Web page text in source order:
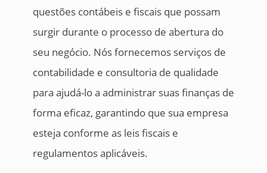
questões contábeis e fiscais que possam
surgir durante o processo de abertura do
seu negócio. Nós fornecemos serviços de
contabilidade e consultoria de qualidade
para ajudá-lo a administrar suas finanças de
forma eficaz, garantindo que sua empresa
esteja conforme as leis fiscais e
regulamentos aplicáveis.